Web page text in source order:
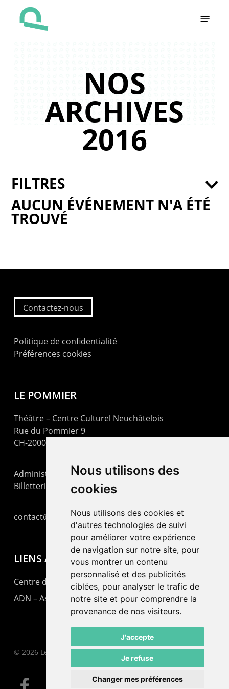
Nous utilisons des
cookies
Nous utilisons des cookies et
d'autres technologies de suivi
pour améliorer votre expérience
de navigation sur notre site, pour
vous montrer un contenu
personnalisé et des publicités
ciblées, pour analyser le trafic de
notre site et pour comprendre la
provenance de nos visiteurs.
J'accepte
Je refuse
Changer mes préférences
NOS
ARCHIVES
2016
AUCUN ÉVÉNEMENT N'A ÉTÉ
TROUVÉ
FILTRES
Contactez-nous
Politique de confidentialité
Préférences cookies
LE POMMIER
Théâtre – Centre Culturel Neuchâtelois
Rue du Pommier 9
CH-2000 Neuchâtel
Administration : +41 32 725 03 03
Billetterie : +41 32 725 05 05
contact@lepommier.ch
LIENS AMIS
Centre de culture ABC
ADN – Association Danse Neuchâtel
© 2026 Le Pommier.
facebook email